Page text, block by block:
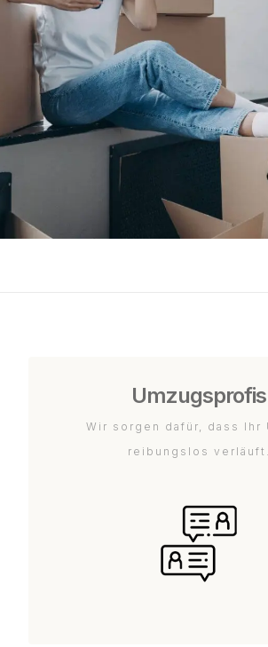
Umzugsprofis
Wir sorgen dafür, dass Ihr
reibungslos verläuft.